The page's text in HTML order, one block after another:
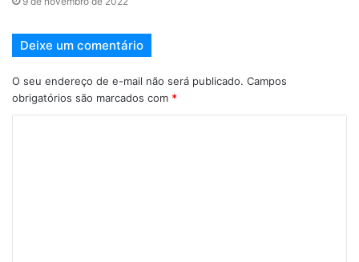
Deixe um comentário
O seu endereço de e-mail não será publicado. Campos
obrigatórios são marcados com *